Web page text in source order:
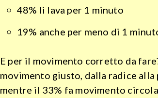
Benessere
Spettacoli
Streaming
Tv
48% li lava per 1 minuto
19% anche per meno di 1
E per il movimento corretto da
movimento giusto, dalla radice
mentre il 33% fa movimento